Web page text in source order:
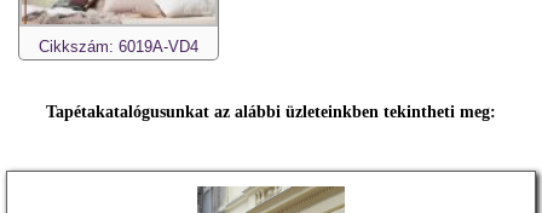
Cikkszám: 6019A-VD4
Tapétakatalógusunkat az alábbi üzleteinkben tekintheti meg: